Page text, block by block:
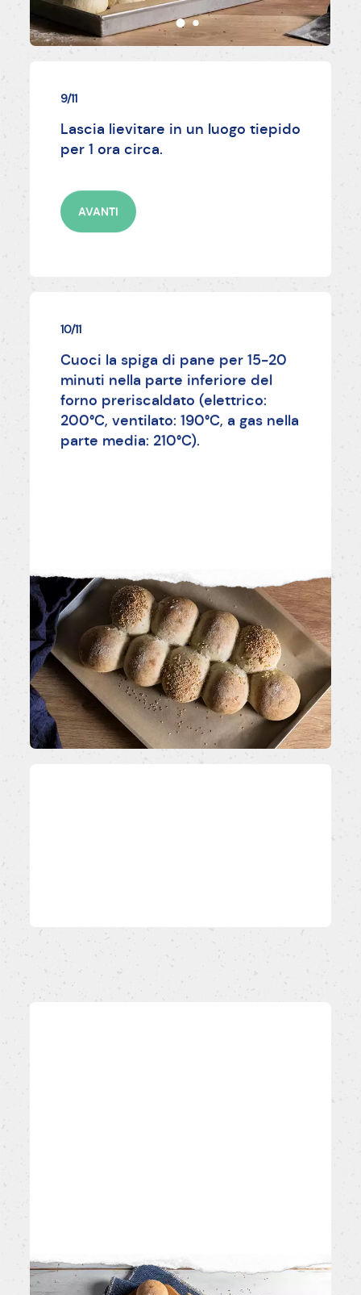
9/11
Lascia lievitare in un luogo tiepido
per 1 ora circa.
AVANTI
10/11
Cuoci la spiga di pane per 15-20
minuti nella parte inferiore del
forno preriscaldato (elettrico:
200°C, ventilato: 190°C, a gas nella
parte media: 210°C).